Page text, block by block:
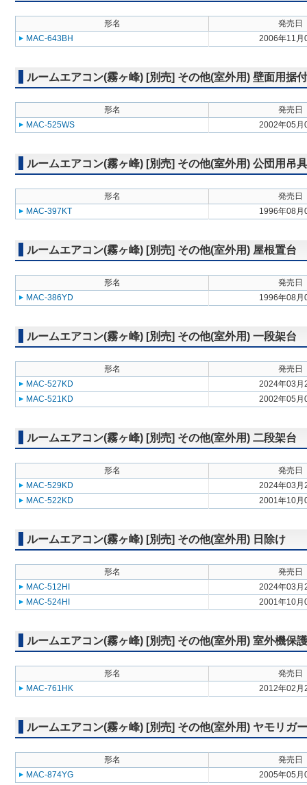
形名
発売日
MAC-643BH
2006年11月
ルームエアコン(霧ヶ峰) [別売] その他(室外用) 壁面用据
形名
発売日
MAC-525WS
2002年05月
ルームエアコン(霧ヶ峰) [別売] その他(室外用) 公団用吊具
形名
発売日
MAC-397KT
1996年08月
ルームエアコン(霧ヶ峰) [別売] その他(室外用) 屋根置台
形名
発売日
MAC-386YD
1996年08月
ルームエアコン(霧ヶ峰) [別売] その他(室外用) 一段架台
形名
発売日
MAC-527KD
2024年03月
MAC-521KD
2002年05月
ルームエアコン(霧ヶ峰) [別売] その他(室外用) 二段架台
形名
発売日
MAC-529KD
2024年03月
MAC-522KD
2001年10月
ルームエアコン(霧ヶ峰) [別売] その他(室外用) 日除け
形名
発売日
MAC-512HI
2024年03月
MAC-524HI
2001年10月
ルームエアコン(霧ヶ峰) [別売] その他(室外用) 室外機保
形名
発売日
MAC-761HK
2012年02月
ルームエアコン(霧ヶ峰) [別売] その他(室外用) ヤモリガ
形名
発売日
MAC-874YG
2005年05月